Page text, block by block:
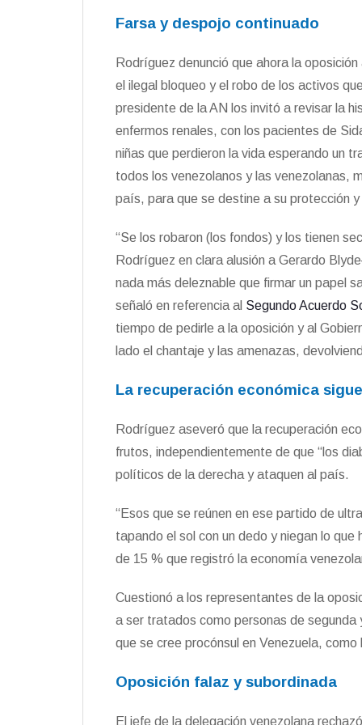
Farsa y despojo continuado
Rodríguez denunció que ahora la
el ilegal bloqueo y el robo de los activos
presidente de la AN los invitó a revisar la
enfermos renales, con los pacientes de
niñas que perdieron la vida esperando un
todos los venezolanos y las venezolanas,
país, para que se destine a su protección
“Se los robaron (los fondos) y los tienen
Rodríguez en clara alusión a Gerardo
nada más deleznable que firmar un papel
señaló en referencia al Segundo Acuerdo
tiempo de pedirle a la oposición y al
lado el chantaje y las amenazas,
La recuperación económica
Rodríguez aseveró que la recuperación
frutos, independientemente de que “los
políticos de la derecha y ataquen al país.
“Esos que se reúnen en ese partido de
tapando el sol con un dedo y niegan lo
de 15 % que registró la economía
Cuestionó a los representantes de la
a ser tratados como personas de segunda
que se cree procónsul en Venezuela,
Oposición falaz y subordinada
El jefe de la delegación venezolana